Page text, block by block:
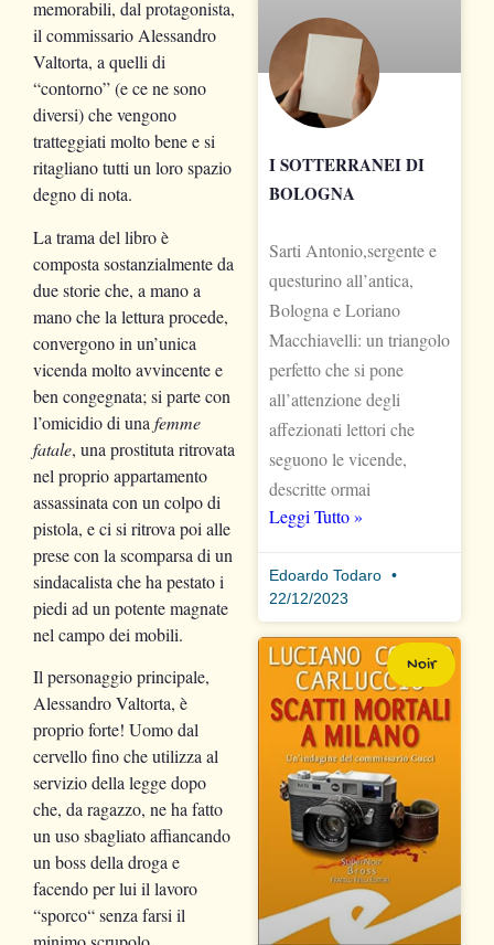
memorabili, dal protagonista,
il commissario Alessandro
Valtorta, a quelli di
“contorno” (e ce ne sono
diversi) che vengono
tratteggiati molto bene e si
ritagliano tutti un loro spazio
degno di nota.
La trama del libro è
composta sostanzialmente da
due storie che, a mano a
mano che la lettura procede,
convergono in un’unica
vicenda molto avvincente e
ben congegnata; si parte con
l’omicidio di una femme
fatale, una prostituta ritrovata
nel proprio appartamento
assassinata con un colpo di
pistola, e ci si ritrova poi alle
prese con la scomparsa di un
sindacalista che ha pestato i
piedi ad un potente magnate
nel campo dei mobili.
Il personaggio principale,
Alessandro Valtorta, è
proprio forte! Uomo dal
cervello fino che utilizza al
servizio della legge dopo
che, da ragazzo, ne ha fatto
un uso sbagliato affiancando
un boss della droga e
facendo per lui il lavoro
“sporco“ senza farsi il
I SOTTERRANEI DI
BOLOGNA
Sarti Antonio,sergente e
questurino all’antica,
Bologna e Loriano
Macchiavelli: un triangolo
perfetto che si pone
all’attenzione degli
affezionati lettori che
seguono le vicende,
descritte ormai
Leggi Tutto »
Edoardo Todaro
22/12/2023
Noir